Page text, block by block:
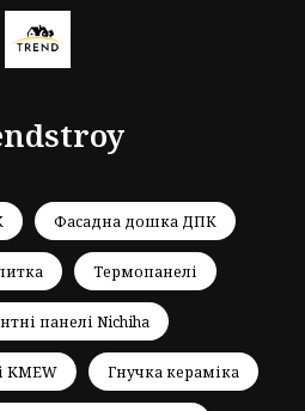
Фасадна дошка ДПК
Термопанелі
панелі Nichiha
KMEW Гнучка кераміка